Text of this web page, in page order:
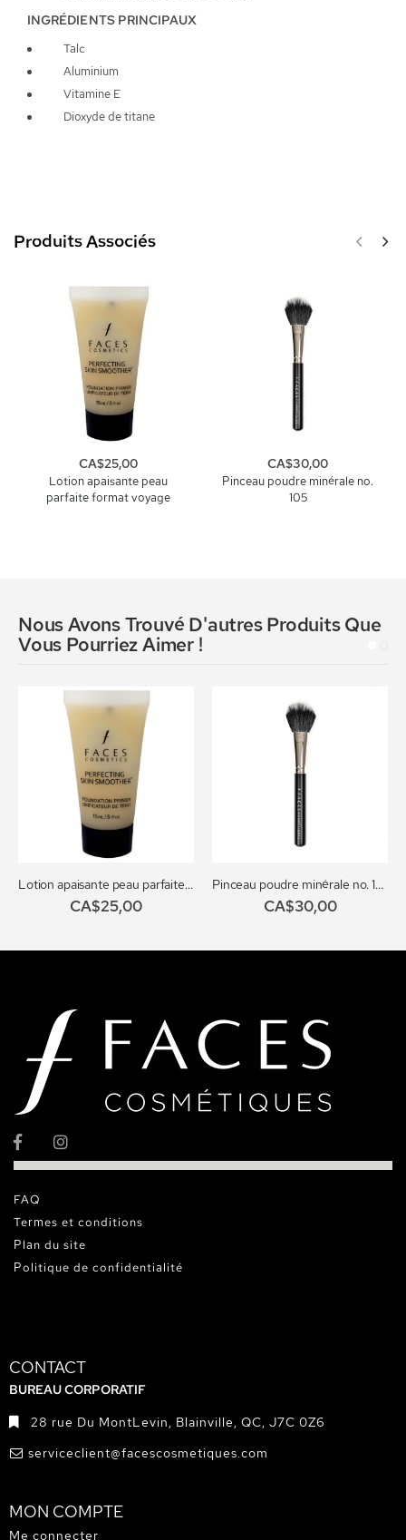
INGRÉDIENTS PRINCIPAUX
Talc
Aluminium
Vitamine E
Dioxyde de titane
Produits Associés
Lotion apaisante peau
parfaite format voyage
CA$25,00
Pinceau poudre minérale no.
105
CA$30,00
Nous Avons Trouvé D'autres Produits Que
Vous Pourriez Aimer !
Lotion apaisante peau parfaite format voyage
CA$25,00
Pinceau poudre minérale no. 105
CA$30,00
FAQ
Termes et conditions
Plan du site
Politique de confidentialité
CONTACT
BUREAU CORPORATIF
28 rue Du MontLevin, Blainville, QC, J7C 0Z6
serviceclient@facescosmetiques.com
MON COMPTE
Me connecter